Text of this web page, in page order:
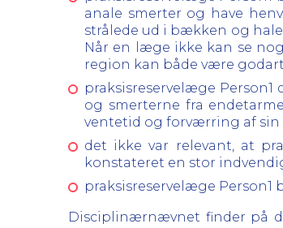
anale smerter og have
strålede ud i bækken og
Når en læge ikke kan se
region kan både være
praksisreservelæge
og smerterne fra
ventetid og forværring af sin
det ikke var relevant, at
konstateret en stor
praksisreservelæge
Disciplinærnævnet finder på